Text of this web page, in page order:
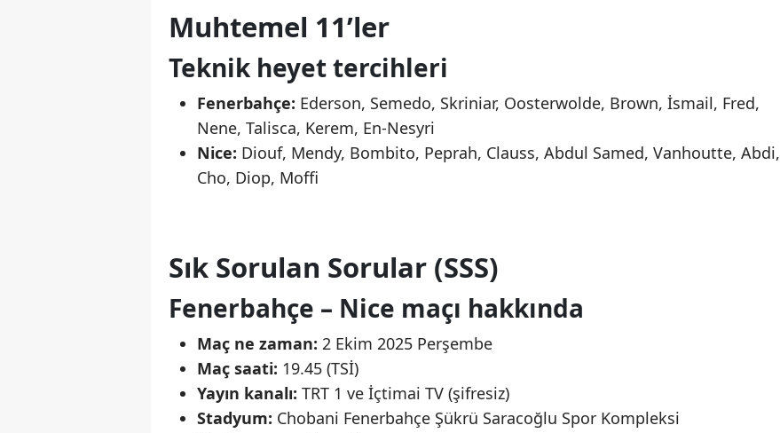
Muhtemel 11’ler
Teknik heyet tercihleri
Fenerbahçe: Ederson, Semedo, Skriniar, Oosterwolde, Brown, İsmail, Fred,
Nene, Talisca, Kerem, En-Nesyri
Nice: Diouf, Mendy, Bombito, Peprah, Clauss, Abdul Samed, Vanhoutte, Abdi,
Cho, Diop, Moffi
Sık Sorulan Sorular (SSS)
Fenerbahçe – Nice maçı hakkında
Maç ne zaman: 2 Ekim 2025 Perşembe
Maç saati: 19.45 (TSİ)
Yayın kanalı: TRT 1 ve İçtimai TV (şifresiz)
Stadyum: Chobani Fenerbahçe Şükrü Saracoğlu Spor Kompleksi